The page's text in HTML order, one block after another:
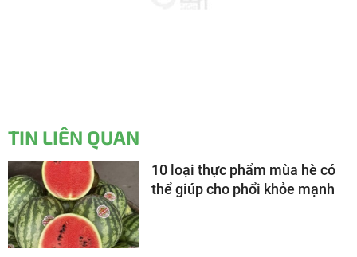
TIN LIÊN QUAN
10 loại thực phẩm mùa hè có
thể giúp cho phổi khỏe mạnh